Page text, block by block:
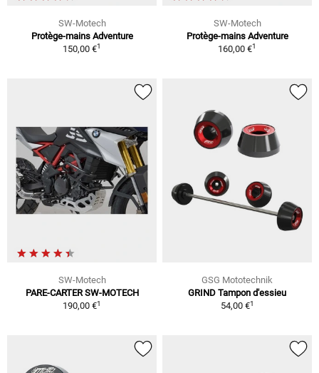
SW-Motech
Protège-mains Adventure
150,00 €1
SW-Motech
Protège-mains Adventure
160,00 €1
SW-Motech
PARE-CARTER SW-MOTECH
190,00 €1
GSG Mototechnik
GRIND Tampon d'essieu
54,00 €1